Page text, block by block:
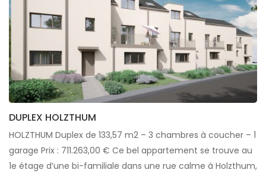
DUPLEX HOLZTHUM
HOLZTHUM Duplex de 133,57 m2 – 3 chambres à coucher – 1
garage Prix : 711.263,00 € Ce bel appartement se trouve au
1e étage d’une bi-familiale dans une rue calme à Holzthum,